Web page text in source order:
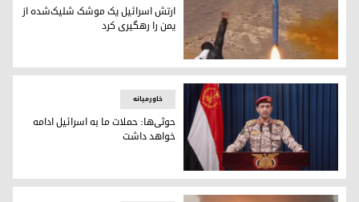
ارتش اسرائیل یک موشک شلیک‌شده از یمن را رهگیری کرد
ارتش اسرائیل یک موشک شلیک‌شده از
یمن را رهگیری کرد
یحیی صریح، سخنگوی حوثی‌های یمن
خاورمیانه
حوثی‌ها: حملات ما به اسرائیل ادامه
خواهد داشت